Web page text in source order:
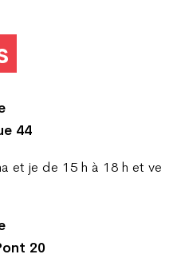
44
et je de 15 h à 18 h et ve
20